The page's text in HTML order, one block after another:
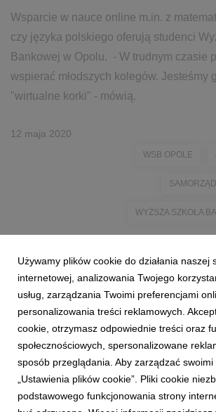
Wsparcie w nauce online m.in. z
czy języka polskiego oferują studenci
Bankowej w Opolu. - W trudnym czasie
wspierać młodszych kolegów. Jesteśmy
"wirtualne korki" - mówią.
12 maja 2020
WSB OPOLE
WYŻSZA SZKOŁA
Używamy plików cookie do działania naszej
internetowej, analizowania Twojego
usług, zarządzania Twoimi preferencjami
personalizowania treści reklamowych.
cookie, otrzymasz odpowiednie treści oraz
społecznościowych, spersonalizowane
sposób przeglądania. Aby zarządzać
„Ustawienia plików cookie”. Pliki cookie
podstawowego funkcjonowania strony